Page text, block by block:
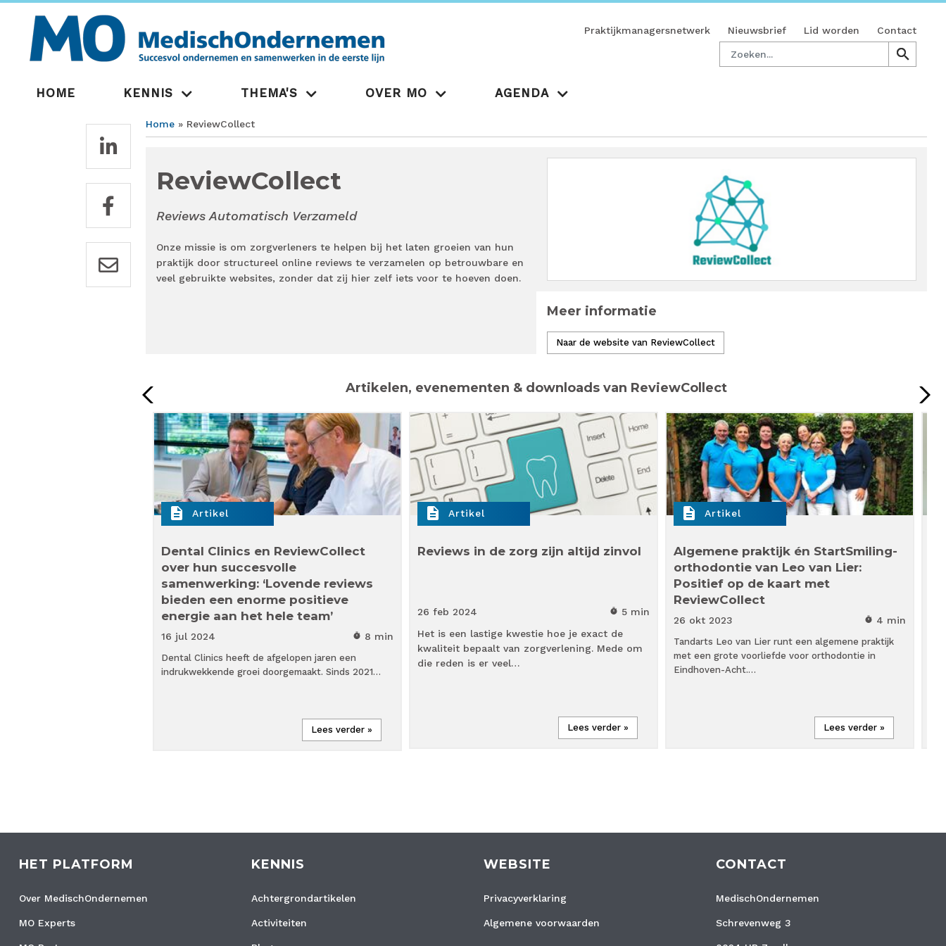
Praktijkmanagersnetwerk Nieuwsbrief Lid worden
Contact
Zoeken
search
search
Hoofdnavigatie
HOME KENNIS THEMA'S OVER MO AGENDA
Home ReviewCollect
ReviewCollect
Reviews Automatisch Verzameld
Onze missie is om zorgverleners te helpen bij het laten groeien van hun
praktijk door structureel online reviews te verzamelen op betrouwbare en
veel gebruikte websites, zonder dat zij hier zelf iets voor te hoeven doen.
Meer informatie
Naar de website van ReviewCollect
Artikelen, evenementen & downloads van ReviewCollect
description Artikel
Dental Clinics en ReviewCollect
over hun succesvolle
samenwerking: ‘Lovende reviews
bieden een enorme positieve
energie aan het hele team’
16 jul 2024 timer 8 min
Dental Clinics heeft de afgelopen jaren een
indrukwekkende groei doorgemaakt. Sinds 2021…
Lees verder »
description Artikel
Reviews in de zorg zijn altijd zinvol
26 feb 2024 timer 5 min
Het is een lastige kwestie hoe je exact de
kwaliteit bepaalt van zorgverlening. Mede om
die reden is er veel…
Lees verder »
description Artikel
Algemene praktijk én StartSmiling-
orthodontie van Leo van Lier:
Positief op de kaart met
ReviewCollect
26 okt 2023 timer 4 min
Tandarts Leo van Lier runt een algemene praktijk
met een grote voorliefde voor orthodontie in
Eindhoven-Acht.…
Lees verder »
HET PLATFORM
Over MedischOndernemen
MO Experts
KENNIS
Achtergrondartikelen
Activiteiten
WEBSITE
Privacyverklaring
Algemene voorwaarden
CONTACT
MedischOndernemen
Schrevenweg 3